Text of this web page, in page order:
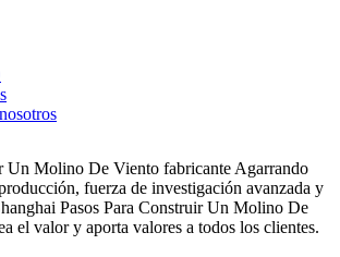
Un Molino De Viento fabricante Agarrando
fuerza de investigación avanzada y
Pasos Para Construir Un Molino De
el valor y aporta valores a todos los clientes.